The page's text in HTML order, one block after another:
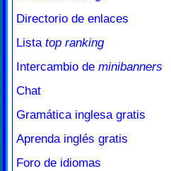
Directorio de enlaces
Lista top ranking
Intercambio de minibanners
Chat
Gramática inglesa gratis
Aprenda inglés gratis
Foro de idiomas